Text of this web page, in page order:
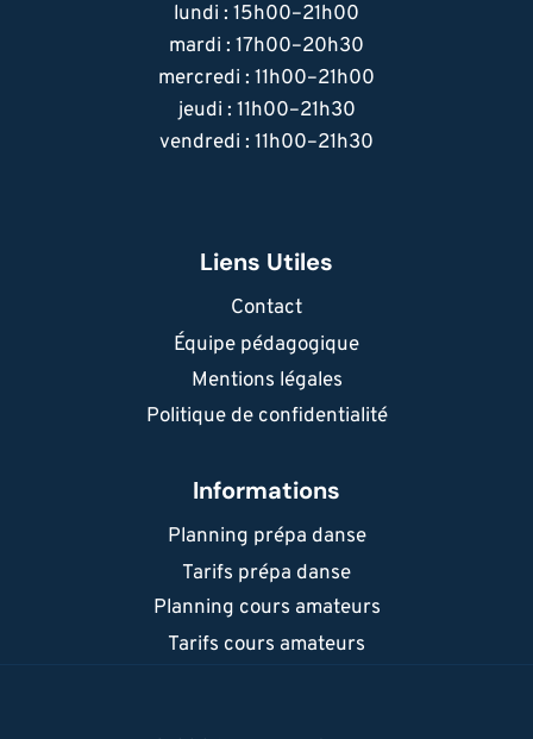
lundi : 15h00–21h00
mardi : 17h00–20h30
mercredi : 11h00–21h00
jeudi : 11h00–21h30
vendredi : 11h00–21h30
Liens Utiles
Contact
Équipe pédagogique
Mentions légales
Politique de confidentialité
Informations
Planning prépa danse
Tarifs prépa danse
Planning cours amateurs
Tarifs cours amateurs